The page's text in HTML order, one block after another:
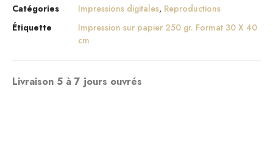
Catégories Impressions digitales, Reproductions
Étiquette
Impression sur papier 250 gr. Format 30 X 40
cm
Livraison 5 à 7 jours ouvrés